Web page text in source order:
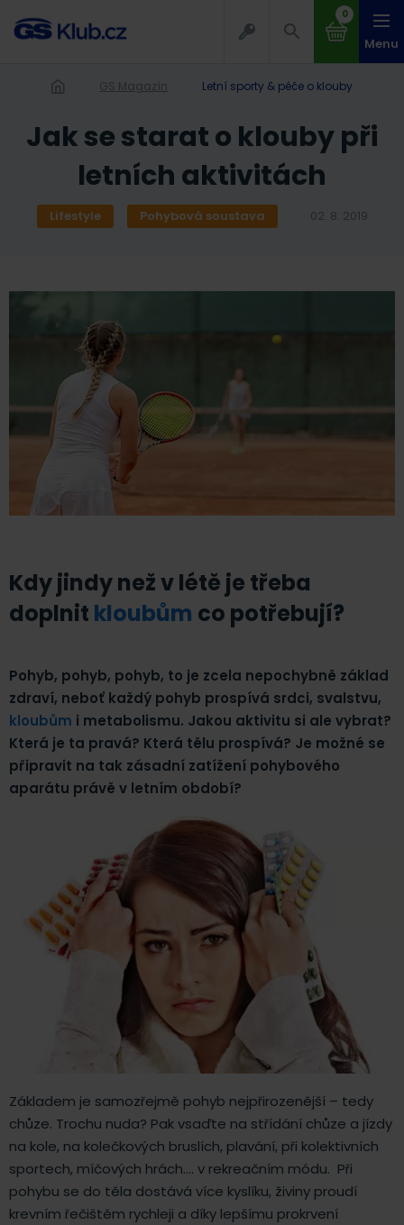
0
Menu
GS Magazín Letní sporty & péče o klouby
Jak se starat o klouby při
letních aktivitách
Lifestyle Pohybová soustava 02. 8. 2019
Kdy jindy než v létě je třeba
doplnit kloubům co potřebují?
Pohyb, pohyb, pohyb, to je zcela nepochybně základ
zdraví, neboť každý pohyb prospívá srdci, svalstvu,
kloubům i metabolismu. Jakou aktivitu si ale vybrat?
Která je ta pravá? Která tělu prospívá? Je možné se
připravit na tak zásadní zatížení pohybového
aparátu právě v letním období?
Základem je samozřejmě pohyb nejpřirozenější – tedy
chůze. Trochu nuda? Pak vsaďte na střídání chůze a jízdy
na kole, na kolečkových bruslích, plavání, při kolektivních
sportech, míčových hrách…. v rekreačním módu. Při
pohybu se do těla dostává více kyslíku, živiny proudí
krevním řečištěm rychleji a díky lepšímu prokrvení